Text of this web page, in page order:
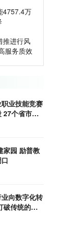
4757.4万
推进行风
服务质效
业技能竞赛
27个省市通
家园 励普教
向数字化转
破传统的线